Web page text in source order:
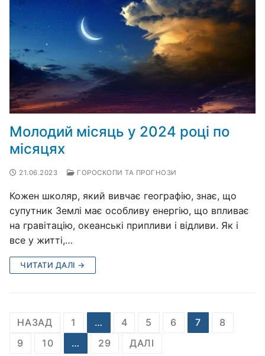
Молодий місяць у 2024 році по
місяцях
21.06.2023 ГОРОСКОПИ ТА ПРОГНОЗИ
Кожен школяр, який вивчає географію, знає, що
супутник Землі має особливу енергію, що впливає
на гравітацію, океанські припливи і відливи. Як і
все у житті,…
ЧИТАТИ ДАЛІ →
Пагінація
записів
НАЗАД 1 … 4 5 6 7
8
9
10 … 29 ДАЛІ